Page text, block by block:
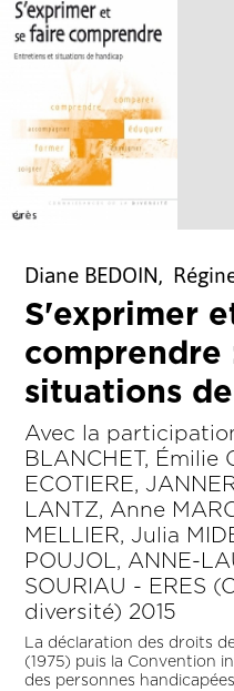
Diane BEDOIN, Régine
S'exprimer
comprendre
situations
Avec la
BLANCHET, Émilie
ECOTIERE,
LANTZ, Anne
MELLIER, Julia
POUJOL, ANNE-
SOURIAU - ERES
diversité) 2015
La déclaration des droits
(1975) puis la Convention
des personnes